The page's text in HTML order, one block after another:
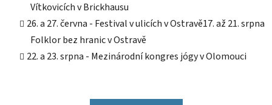
Vítkovicích v Brickhausu
26. a 27. června - Festival v ulicích v Ostravě17.až 21. srpna
Folklor bez hranic v Ostravě
22. a 23. srpna - Mezinárodní kongres jógy v Olomouci